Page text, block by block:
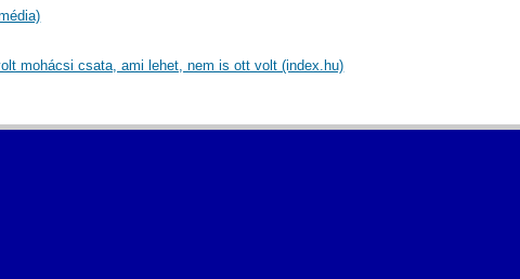
mohácsi csata, ami lehet, nem is ott volt (index.hu)